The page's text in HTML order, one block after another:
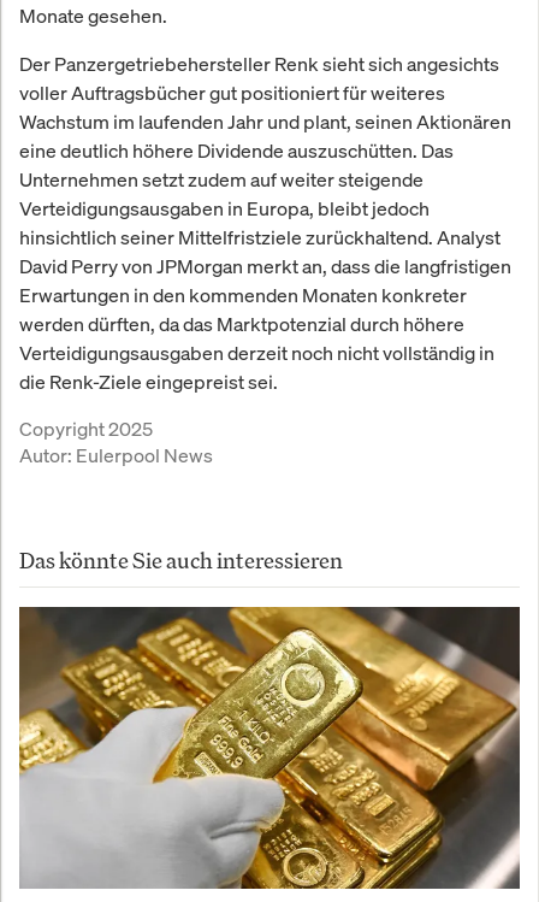
Monate gesehen.
Der Panzergetriebehersteller Renk sieht sich angesichts
voller Auftragsbücher gut positioniert für weiteres
Wachstum im laufenden Jahr und plant, seinen Aktionären
eine deutlich höhere Dividende auszuschütten. Das
Unternehmen setzt zudem auf weiter steigende
Verteidigungsausgaben in Europa, bleibt jedoch
hinsichtlich seiner Mittelfristziele zurückhaltend. Analyst
David Perry von JPMorgan merkt an, dass die langfristigen
Erwartungen in den kommenden Monaten konkreter
werden dürften, da das Marktpotenzial durch höhere
Verteidigungsausgaben derzeit noch nicht vollständig in
die Renk-Ziele eingepreist sei.
Copyright 2025
Autor: Eulerpool News
Das könnte Sie auch interessieren